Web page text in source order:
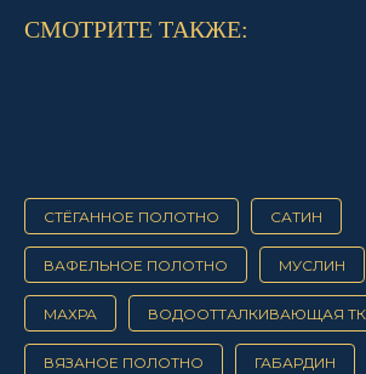
СМОТРИТЕ ТАКЖЕ:
СТЁГАННОЕ ПОЛОТНО САТИН
ВАФЕЛЬНОЕ ПОЛОТНО МУСЛИН
МАХРА ВОДООТТАЛКИВАЮЩАЯ
ВЯЗАНОЕ ПОЛОТНО ГАБАРДИН